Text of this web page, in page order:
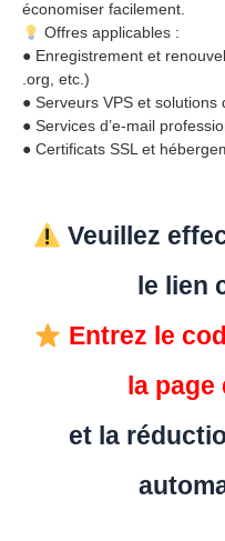
économiser facilement.
Offres applicables :
● Enregistrement et
.org, etc.)
● Serveurs VPS et solutions
● Services d’e-mail
● Certificats SSL et
Veuillez
le lien
Entrez le
la
et la